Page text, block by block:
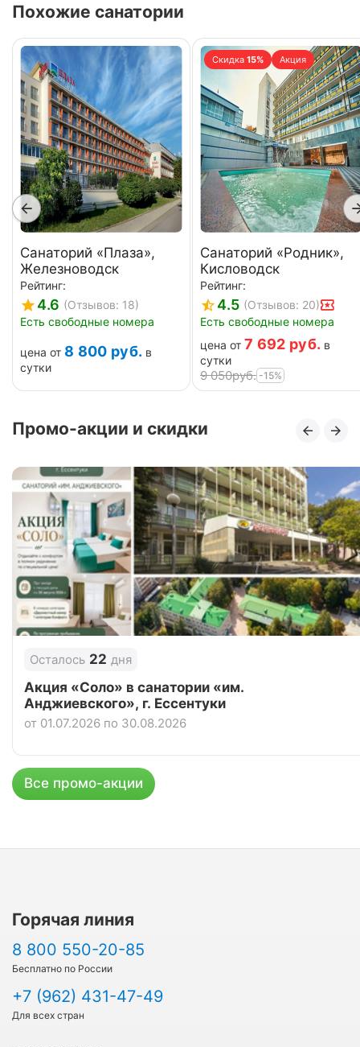
Похожие санатории
Санаторий «Плаза»,
Железноводск
Рейтинг:
4.6 (Отзывов: 18)
Есть свободные номера
цена от 8 800 руб. в
сутки
Скидка 15% Акция
Санаторий «Родник»,
Кисловодск
Рейтинг:
4.5 (Отзывов: 20)
Есть свободные номера
цена от 7 692 руб. в
сутки
9 050руб. -15%
Промо-акции и скидки
Осталось 22 дня
Акция «Соло» в санатории «им.
Анджиевского», г. Ессентуки
от 01.07.2026 по 30.08.2026
Все промо-акции
Горячая линия
8 800 550-20-85
Бесплатно по России
+7 (962) 431-47-49
Для всех стран